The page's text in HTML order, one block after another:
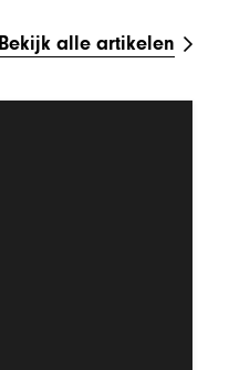
Bekijk alle artikelen